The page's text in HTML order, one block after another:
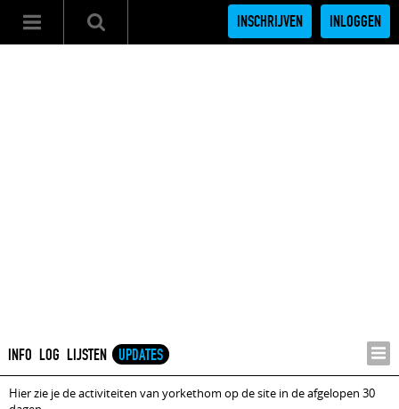
INSCHRIJVEN INLOGGEN
INFO LOG LIJSTEN UPDATES
Hier zie je de activiteiten van yorkethom op de site in de afgelopen 30